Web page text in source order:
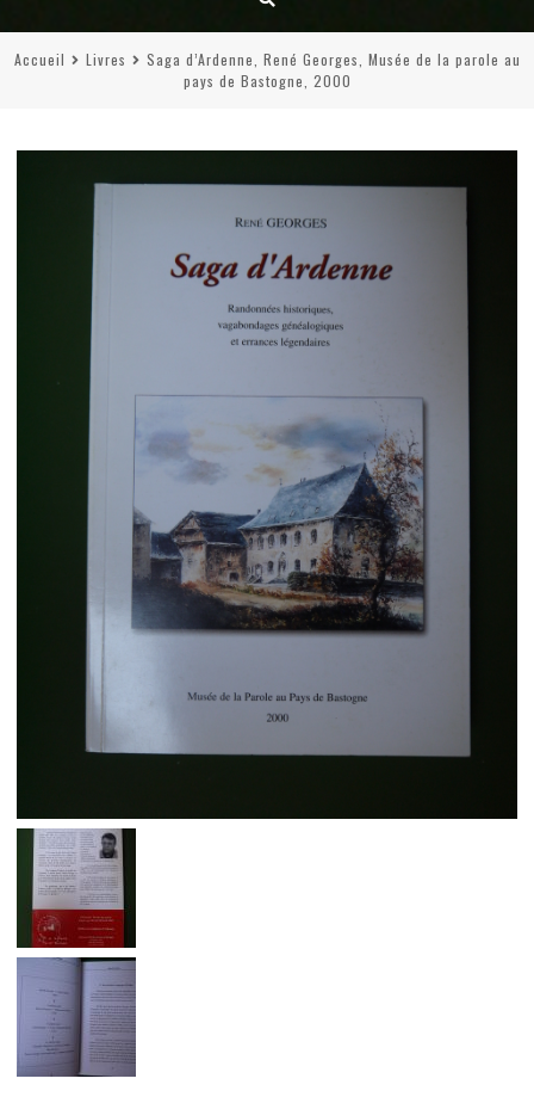
Accueil Livres
Saga d’Ardenne, René Georges, Musée de la parole au
pays de Bastogne, 2000